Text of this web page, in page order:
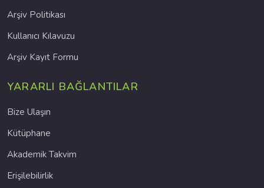
Arşiv Politikası
Kullanıcı Kılavuzu
Arşiv Kayıt Formu
YARARLI BAĞLANTILAR
Bize Ulaşın
Kütüphane
Akademik Takvim
Erişilebilirlik